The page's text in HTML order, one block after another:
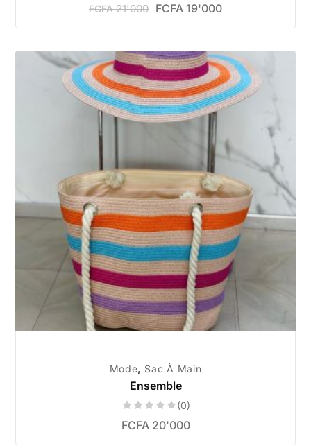
FCFA21'000 FCFA 19'000
Mode, Sac À Main
Ensemble
(0)
FCFA20'000